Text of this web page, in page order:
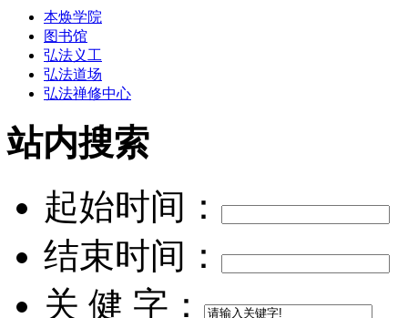
本焕学院
图书馆
弘法义工
弘法道场
弘法禅修中心
站内搜索
起始时间：
结束时间：
关 健 字：